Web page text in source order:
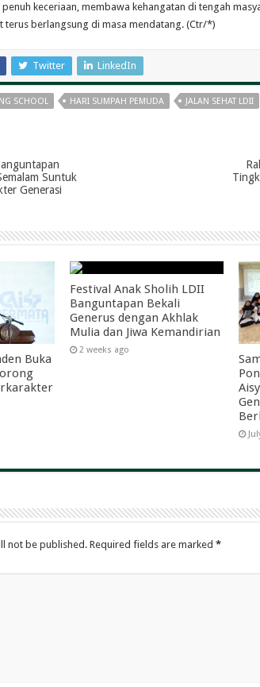
keceriaan, membawa kehangatan di tengah
terus berlangsung di masa mendatang. (Ctr/*)
Twitter LinkedIn
SCHOOL HARI SUMPAH PEMUDA JALAN SEHAT LDII
Suntuk
Generasi
Buka
Festival Anak Sholih LDII
Banguntapan Bekali
Generus dengan Akhlak
Mulia dan Jiwa Kemandirian
2 weeks ago
not be published. Required fields are marked *